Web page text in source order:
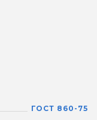
ГОСТ 860-75